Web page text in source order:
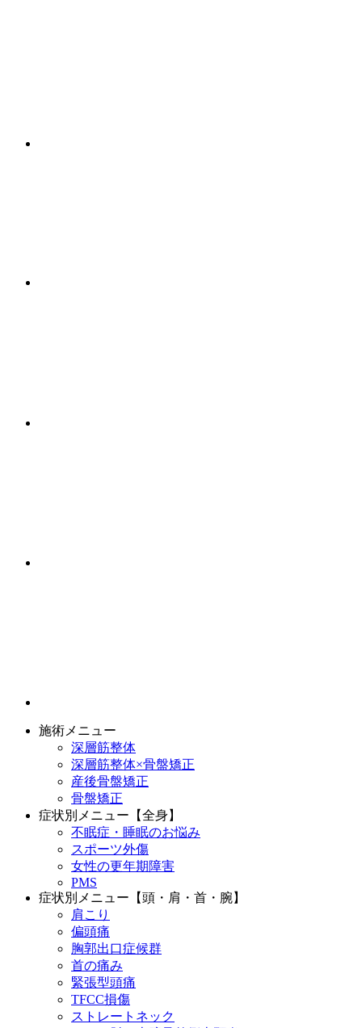
施術メニュー
深層筋整体
深層筋整体×骨盤矯正
産後骨盤矯正
骨盤矯正
症状別メニュー【全身】
不眠症・睡眠のお悩み
スポーツ外傷
女性の更年期障害
PMS
症状別メニュー【頭・肩・首・腕】
肩こり
偏頭痛
胸郭出口症候群
首の痛み
緊張型頭痛
TFCC損傷
ストレートネック